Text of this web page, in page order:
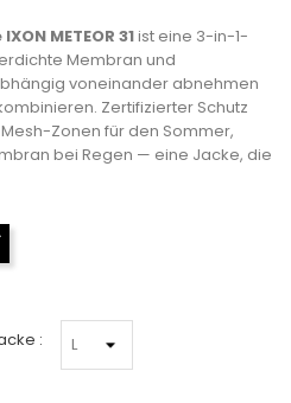
METEOR 31ist eine 3-in-1-
Membran und
voneinander abnehmen
Zertifizierter Schutz
Zonen für den Sommer,
bei Regen — eine Jacke, die
: